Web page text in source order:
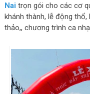
Nai trọn gói cho các cơ
khánh thành, lễ động
thảo,, chương trình ca